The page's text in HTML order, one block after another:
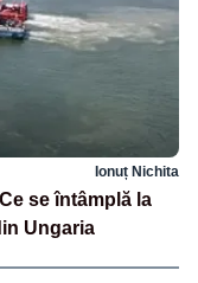
Ionuț Nichita
se întâmplă la
Ungaria